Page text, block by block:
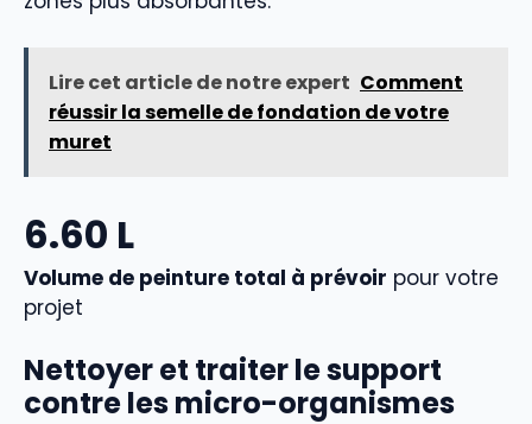
Lire cet article de notre expert Comment
réussir la semelle de fondation de votre
muret
6.60 L
Volume de peinture total à prévoir pour votre
projet
Nettoyer et traiter le support
contre les micro-organismes